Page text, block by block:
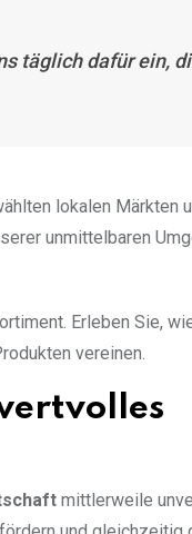
täglich dafür ein,
lokalen Märkten
unmittelbaren
Erleben Sie,
vereinen.
mittlerweile